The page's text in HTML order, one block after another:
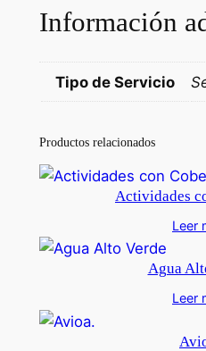
Información
Tipo de Servicio
Productos relacionados
Actividades
Leer
Agua
Leer